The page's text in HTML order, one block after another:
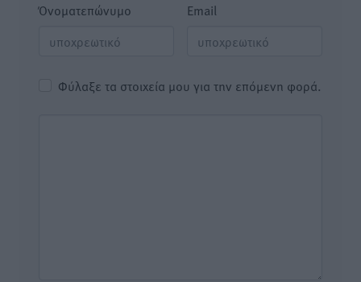
Όνοματεπώνυμο Email
Φύλαξε τα στοιχεία μου για την επόμενη φορά.